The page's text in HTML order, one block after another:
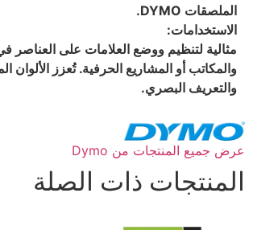
الملصقات DYMO.
الاستخدامات:
مثالية لتنظيم ووضع العلامات على العناصر
والمكاتب أو المشاريع الحرفية. تُعزز الألوان
والتعريف البصري.
عرض جميع المنتجات من Dymo
المنتجات ذات الصلة